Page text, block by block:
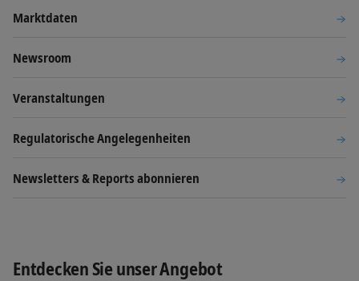
Marktdaten
Newsroom
Veranstaltungen
Regulatorische Angelegenheiten
Newsletters & Reports abonnieren
Entdecken Sie unser Angebot